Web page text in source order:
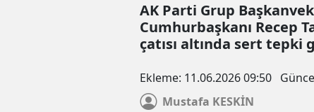
AK Parti Grup
Cumhurbaşkanı Recep
çatısı altında sert tepki
Ekleme: 11.06.2026 09:50
Mustafa KESKİN
Çerez Politikası